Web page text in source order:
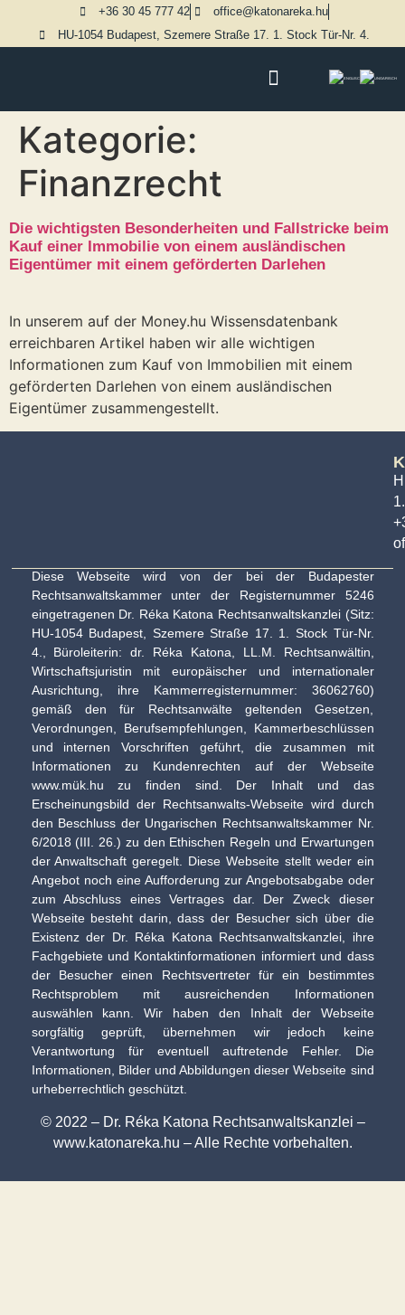
+36 30 45 777 42
office@katonareka.hu
HU-1054 Budapest, Szemere Straße 17. 1. Stock Tür-Nr. 4.
Kategorie:
Finanzrecht
Die wichtigsten Besonderheiten und Fallstricke beim
Kauf einer Immobilie von einem ausländischen
Eigentümer mit einem geförderten Darlehen
In unserem auf der Money.hu Wissensdatenbank
erreichbaren Artikel haben wir alle wichtigen
Informationen zum Kauf von Immobilien mit einem
geförderten Darlehen von einem ausländischen
Eigentümer zusammengestellt.
Diese Webseite wird von der bei der Budapester
Rechtsanwaltskammer unter der Registernummer 5246
eingetragenen Dr. Réka Katona Rechtsanwaltskanzlei (Sitz:
HU-1054 Budapest, Szemere Straße 17. 1. Stock Tür-Nr.
4., Büroleiterin: dr. Réka Katona, LL.M. Rechtsanwältin,
Wirtschaftsjuristin mit europäischer und internationaler
Ausrichtung, ihre Kammerregisternummer: 36062760)
gemäß den für Rechtsanwälte geltenden Gesetzen,
Verordnungen, Berufsempfehlungen, Kammerbeschlüssen
und internen Vorschriften geführt, die zusammen mit
Informationen zu Kundenrechten auf der Webseite
www.mük.hu zu finden sind. Der Inhalt und das
Erscheinungsbild der Rechtsanwalts-Webseite wird durch
den Beschluss der Ungarischen Rechtsanwaltskammer Nr.
6/2018 (III. 26.) zu den Ethischen Regeln und Erwartungen
der Anwaltschaft geregelt. Diese Webseite stellt weder ein
Angebot noch eine Aufforderung zur Angebotsabgabe oder
zum Abschluss eines Vertrages dar. Der Zweck dieser
Webseite besteht darin, dass der Besucher sich über die
Existenz der Dr. Réka Katona Rechtsanwaltskanzlei, ihre
Fachgebiete und Kontaktinformationen informiert und dass
der Besucher einen Rechtsvertreter für ein bestimmtes
Rechtsproblem mit ausreichenden Informationen
auswählen kann. Wir haben den Inhalt der Webseite
sorgfältig geprüft, übernehmen wir jedoch keine
Verantwortung für eventuell auftretende Fehler. Die
Informationen, Bilder und Abbildungen dieser Webseite sind
urheberrechtlich geschützt.
© 2022 – Dr. Réka Katona Rechtsanwaltskanzlei –
www.katonareka.hu – Alle Rechte vorbehalten.